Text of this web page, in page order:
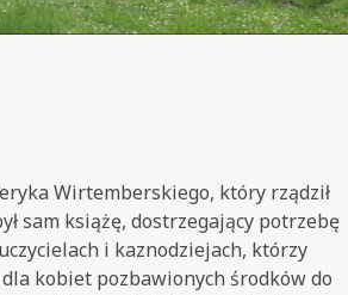
Wirtemberskiego, który rządził
sam książę, dostrzegający potrzebę
i kaznodziejach, którzy
kobiet pozbawionych środków do